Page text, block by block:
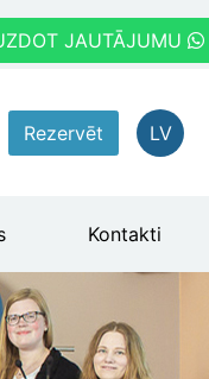
JAUTĀJUMU
Rezervēt LV
Kontakti